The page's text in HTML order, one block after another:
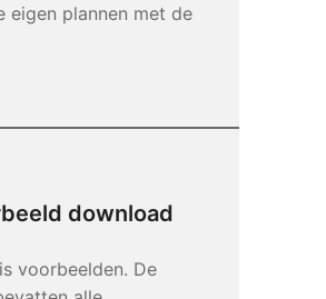
eigen plannen met de
download
voorbeelden. De